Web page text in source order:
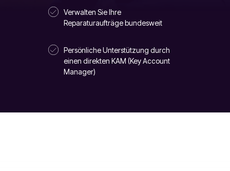
Verwalten Sie Ihre
Reparaturaufträge bundesweit
Persönliche Unterstützung durch
einen direkten KAM (Key Account
Manager)